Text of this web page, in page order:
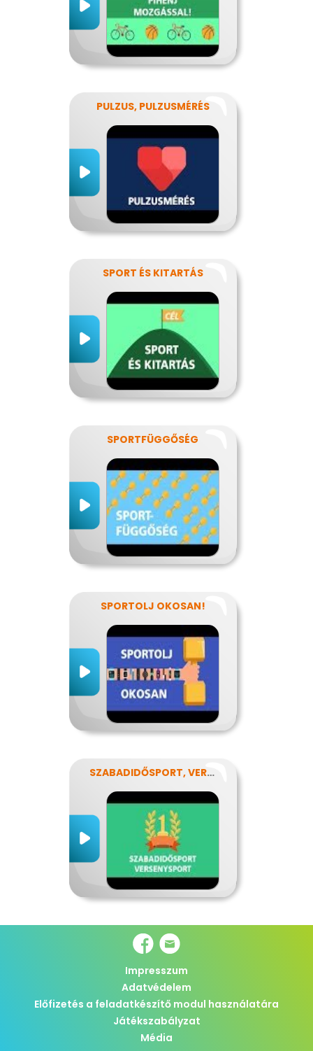
PULZUS, PULZUSMÉRÉS
SPORT ÉS KITARTÁS
SPORTFÜGGŐSÉG
SPORTOLJ OKOSAN!
SZABADIDŐSPORT, VERSENYSPORT
Impresszum
Adatvédelem
Előfizetés a feladatkészítő modul használatára
Játékszabályzat
Média